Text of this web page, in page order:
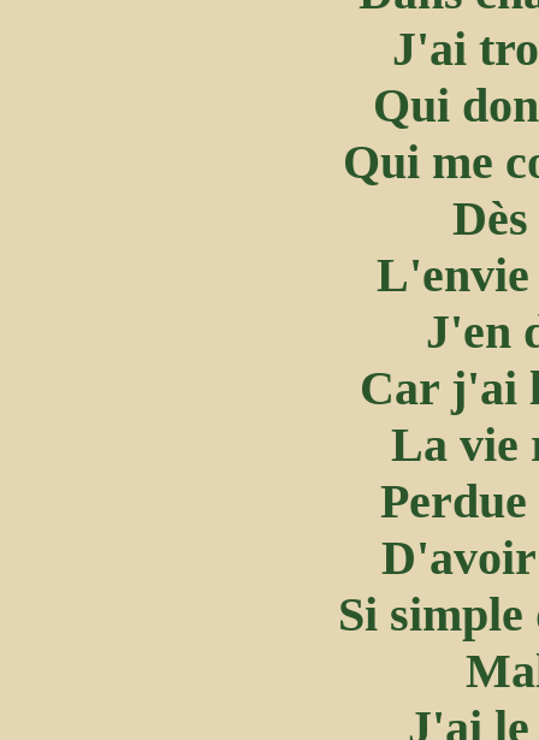
J'ai
Qui
Qui me
L'envie
J'en
Car j'ai
La vie
D'avoir
Si
J'ai